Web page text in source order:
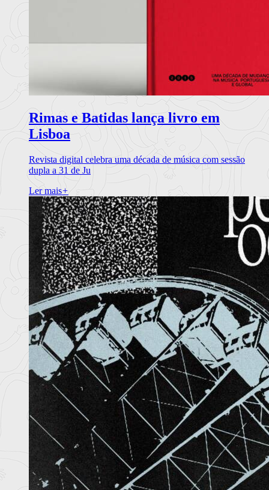
Rimas e Batidas lança livro em
Lisboa
Revista digital celebra uma década de música com sessão
dupla a 31 de Ju
Ler mais+